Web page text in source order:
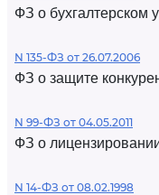
ФЗ о бухгалтерском
N 135-ФЗ от 26.07.2006
ФЗ о защите
N 99-ФЗ от 04.05.2011
ФЗ о
N 14-ФЗ от 08.02.1998